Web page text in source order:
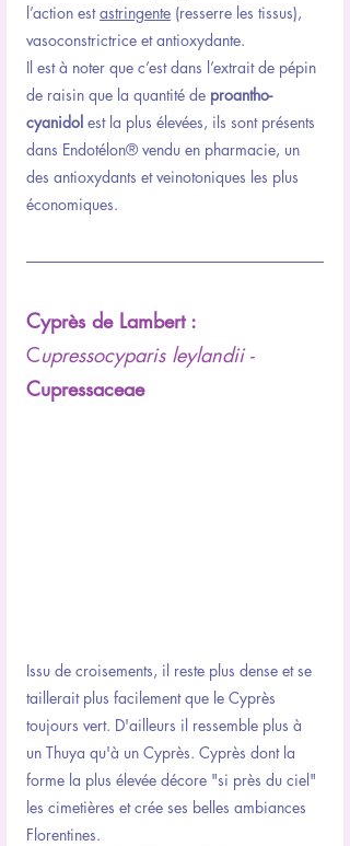
l’action est astringente (resserre les tissus),
vasoconstrictrice et antioxydante.
Il est à noter que c’est dans l’extrait de pépin
de raisin que la quantité de proantho-
cyanidol est la plus élevées, ils sont présents
dans Endotélon® vendu en pharmacie, un
des antioxydants et veinotoniques les plus
économiques.
Cyprès de Lambert :
Cupressocyparis leylandii -
Cupressaceae
Issu de croisements, il reste plus dense et se
taillerait plus facilement que le Cyprès
toujours vert. D'ailleurs il ressemble plus à
un Thuya qu'à un Cyprès. Cyprès dont la
forme la plus élevée décore "si près du ciel"
les cimetières et crée ses belles ambiances
Florentines.